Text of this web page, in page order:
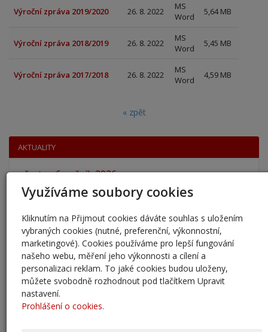
Výroční zpráva 2019/2020 26. 8. 2022
MS
Word
5,64 MB
Výroční zpráva 2018/2019 26. 8. 2022
MS
Word
5,45 MB
Výroční zpráva 2017/2018 26. 8. 2022
MS
Word
4,59 MB
« zpět
AKTUALITY
přestup 6. ročník 2026
5. 6. 2026
Přestup žáků do 6. ročníku na naši školu pro školní
rok 2026/202
25. 5. 2026
Odlišná organizace školního roku 2025/2026
27. 2. 2026
Využíváme soubory cookies
Kliknutím na Přijmout cookies dáváte souhlas s uložením
vybraných cookies (nutné, preferenční, výkonnostní,
marketingové). Cookies používáme pro lepší fungování
našeho webu, měření jeho výkonnosti a cílení a
personalizaci reklam. To jaké cookies budou uloženy,
můžete svobodně rozhodnout pod tlačítkem Upravit
nastavení.
Prohlášení o cookies.